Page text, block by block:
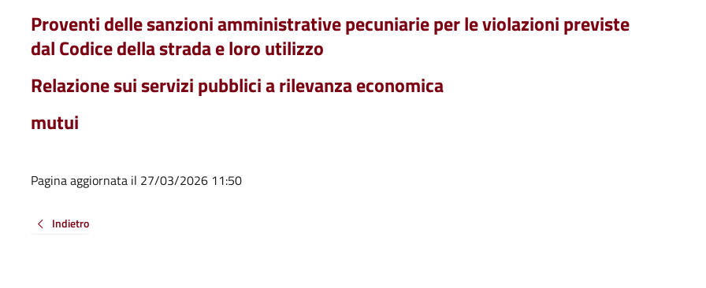
Proventi delle sanzioni amministrative pecuniarie per le violazioni previste
dal Codice della strada e loro utilizzo
Relazione sui servizi pubblici a rilevanza economica
mutui
Pagina aggiornata il 27/03/2026 11:50
Indietro